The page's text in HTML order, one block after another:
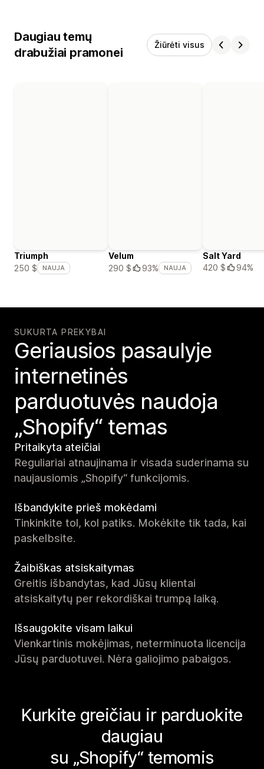
Daugiau temų
drabužiai pramonei
Žiūrėti visus
Triumph
250 $
NAUJA
Velum
290 $
93% NAUJA
Salt Yard
420 $
94%
SUKURTA PREKYBAI
Geriausios pasaulyje
internetinės
parduotuvės naudoja
„Shopify“ temas
Pritaikyta ateičiai
Reguliariai atnaujinama ir visada suderinama su
naujausiomis „Shopify“ funkcijomis.
Išbandykite prieš mokėdami
Tinkinkite tol, kol patiks. Mokėkite tik tada, kai
paskelbsite.
Žaibiškas atsiskaitymas
Greitis išbandytas, kad Jūsų klientai
atsiskaitytų per rekordiškai trumpą laiką.
Išsaugokite visam laikui
Vienkartinis mokėjimas, neterminuota licencija
Jūsų parduotuvei. Nėra galiojimo pabaigos.
Kurkite greičiau ir parduokite
daugiau
su „Shopify“ temomis